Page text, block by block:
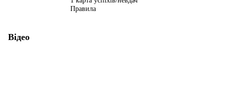
Правила
Відео